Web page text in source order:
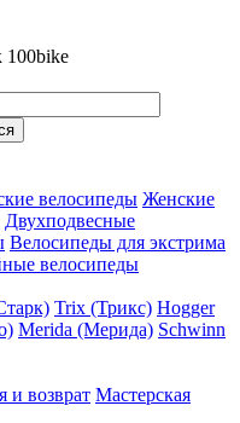
100bike
велосипеды Женские
Двухподвесные
Велосипеды для экстрима
велосипеды
Trix (Трикс) Hogger
Merida (Мерида) Schwinn
и возврат Мастерская